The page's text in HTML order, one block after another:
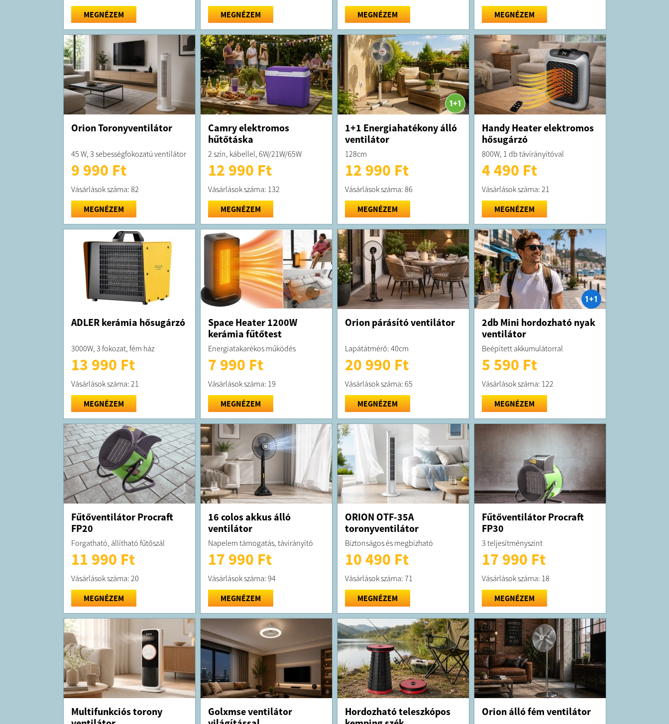
MEGNÉZEM
MEGNÉZEM
MEGNÉZEM
MEGNÉZEM
Orion Toronyventilátor
45 W, 3 sebességfokozatú ventilátor
9 990 Ft
Vásárlások száma: 82
MEGNÉZEM
Camry elektromos
hűtőtáska
2 szín, kábellel, 6W/21W/65W
12 990 Ft
Vásárlások száma: 132
MEGNÉZEM
1+1 Energiahatékony álló
ventilátor
128cm
12 990 Ft
Vásárlások száma: 86
MEGNÉZEM
Handy Heater elektromos
hősugárzó
800W, 1 db távírányítóval
4 490 Ft
Vásárlások száma: 21
MEGNÉZEM
ADLER kerámia hősugárzó
3000W, 3 fokozat, fém ház
13 990 Ft
Vásárlások száma: 21
MEGNÉZEM
Space Heater 1200W
kerámia fűtőtest
Energiatakarékos működés
7 990 Ft
Vásárlások száma: 19
MEGNÉZEM
Orion párásító ventilátor
Lapátátmérő: 40cm
20 990 Ft
Vásárlások száma: 65
MEGNÉZEM
2db Mini hordozható nyak
ventilátor
Beépített akkumulátorral
5 590 Ft
Vásárlások száma: 122
MEGNÉZEM
Fűtőventilátor Procraft
FP20
Forgatható, állítható fűtőszál
11 990 Ft
Vásárlások száma: 20
MEGNÉZEM
16 colos akkus álló
ventilátor
Napelem támogatás, távirányító
17 990 Ft
Vásárlások száma: 94
MEGNÉZEM
ORION OTF-35A
toronyventilátor
Biztonságos és megbízható
10 490 Ft
Vásárlások száma: 71
MEGNÉZEM
Fűtőventilátor Procraft
FP30
3 teljesítményszint
17 990 Ft
Vásárlások száma: 18
MEGNÉZEM
Multifunkciós torony
Golxmse ventilátor
Hordozható teleszkópos
Orion álló fém ventilátor